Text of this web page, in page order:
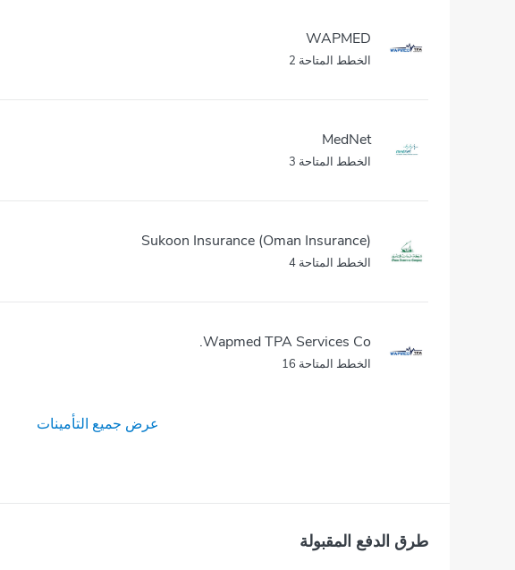
WAPMED
الخطط المتاحة 2
MedNet
الخطط المتاحة 3
Sukoon Insurance (Oman Insurance)
الخطط المتاحة 4
Wapmed TPA Services Co.
الخطط المتاحة 16
عرض جميع التأمينات
طرق الدفع المقبولة